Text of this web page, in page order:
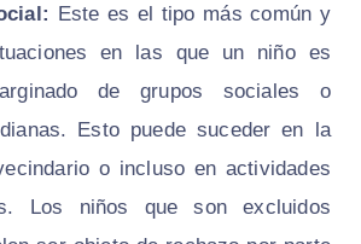
Este es el tipo más común y
en las que un niño es
de grupos sociales o
Esto puede suceder en la
o incluso en actividades
Los niños que son excluidos